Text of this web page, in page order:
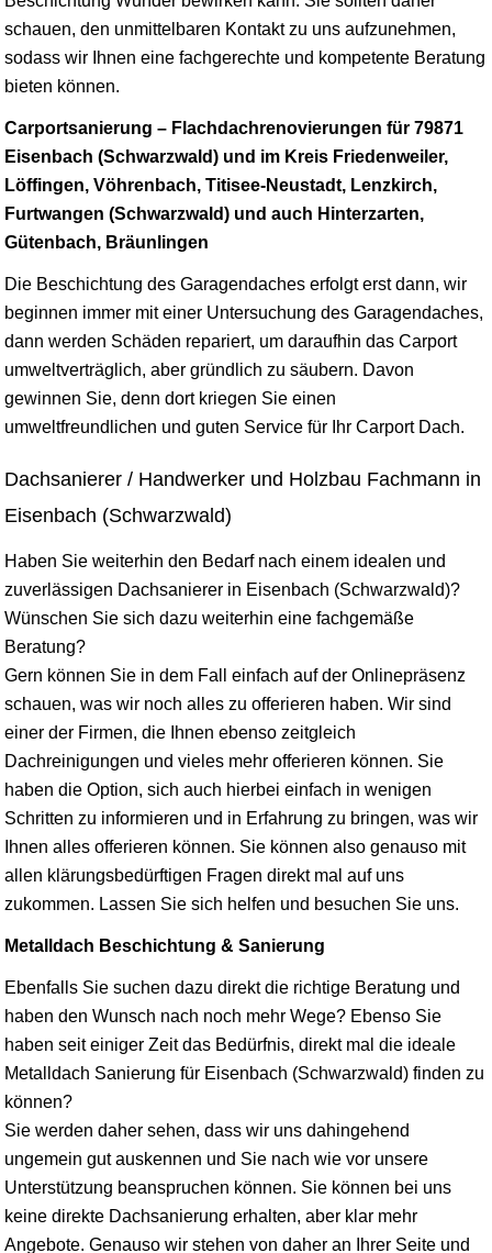
schauen, den unmittelbaren Kontakt zu uns aufzunehmen,
sodass wir Ihnen eine fachgerechte und kompetente Beratung
bieten können.
Carportsanierung – Flachdachrenovierungen für 79871
Eisenbach (Schwarzwald) und im Kreis Friedenweiler,
Löffingen, Vöhrenbach, Titisee-Neustadt, Lenzkirch,
Furtwangen (Schwarzwald) und auch Hinterzarten,
Gütenbach, Bräunlingen
Die Beschichtung des Garagendaches erfolgt erst dann, wir
beginnen immer mit einer Untersuchung des Garagendaches,
dann werden Schäden repariert, um daraufhin das Carport
umweltverträglich, aber gründlich zu säubern. Davon
gewinnen Sie, denn dort kriegen Sie einen
umweltfreundlichen und guten Service für Ihr Carport Dach.
Dachsanierer / Handwerker und Holzbau Fachmann in
Eisenbach (Schwarzwald)
Haben Sie weiterhin den Bedarf nach einem idealen und
zuverlässigen Dachsanierer in Eisenbach (Schwarzwald)?
Wünschen Sie sich dazu weiterhin eine fachgemäße
Beratung?
Gern können Sie in dem Fall einfach auf der Onlinepräsenz
schauen, was wir noch alles zu offerieren haben. Wir sind
einer der Firmen, die Ihnen ebenso zeitgleich
Dachreinigungen und vieles mehr offerieren können. Sie
haben die Option, sich auch hierbei einfach in wenigen
Schritten zu informieren und in Erfahrung zu bringen, was wir
Ihnen alles offerieren können. Sie können also genauso mit
allen klärungsbedürftigen Fragen direkt mal auf uns
zukommen. Lassen Sie sich helfen und besuchen Sie uns.
Metalldach Beschichtung & Sanierung
Ebenfalls Sie suchen dazu direkt die richtige Beratung und
haben den Wunsch nach noch mehr Wege? Ebenso Sie
haben seit einiger Zeit das Bedürfnis, direkt mal die ideale
Metalldach Sanierung für Eisenbach (Schwarzwald) finden zu
können?
Sie werden daher sehen, dass wir uns dahingehend
ungemein gut auskennen und Sie nach wie vor unsere
Unterstützung beanspruchen können. Sie können bei uns
keine direkte Dachsanierung erhalten, aber klar mehr
Angebote. Genauso wir stehen von daher an Ihrer Seite und